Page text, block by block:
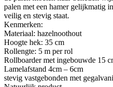
palen met een hamer gelijkmatig
veilig en stevig staat.
Kenmerken:
Materiaal: hazelnoothout
Hoogte hek: 35 cm
Rollengte: 5 m per rol
Rollboarder met ingebouwde 15
Lamelafstand 4cm – 6cm
stevig vastgebonden met